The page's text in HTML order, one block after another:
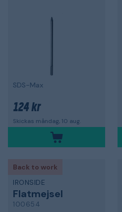
SDS-Max
124 kr
Skickas måndag, 10 aug.
Back to work
IRONSIDE
Flatmejsel
100654